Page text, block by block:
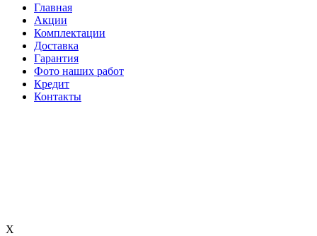
Главная
Акции
Комплектации
Доставка
Гарантия
Фото наших работ
Кредит
Контакты
X